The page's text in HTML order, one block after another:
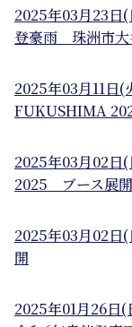
2025年03月23日
登豪雨 珠洲市
2025年03月11日
FUKUSHIMA
2025年03月02
2025 ブース展開
2025年03月02
開
2025年01月26日